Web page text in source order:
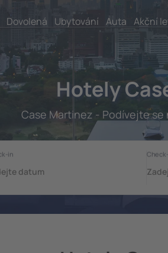
Dovolená Ubytování Auta Akční
Hotely
Case Martinez - Podívejte